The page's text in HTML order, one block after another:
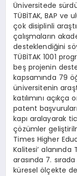
Üniversitede
TÜBİTAK, BAP ve
çok disiplinli
çalışmaların
desteklendiğini
TÜBİTAK 1001
beş projenin
kapsamında 79
üniversitenin
katılımını
patent
kapı aralayarak
çözümler
Times Higher
Kalitesi’
arasında 7.
küresel ölçekte